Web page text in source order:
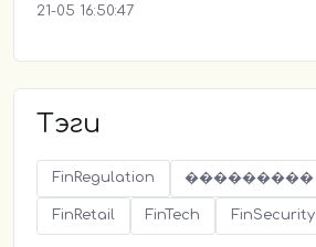
21-05 16:50:47
Тэги
FinRegulation ���������
FinRetail FinTech FinSecurity